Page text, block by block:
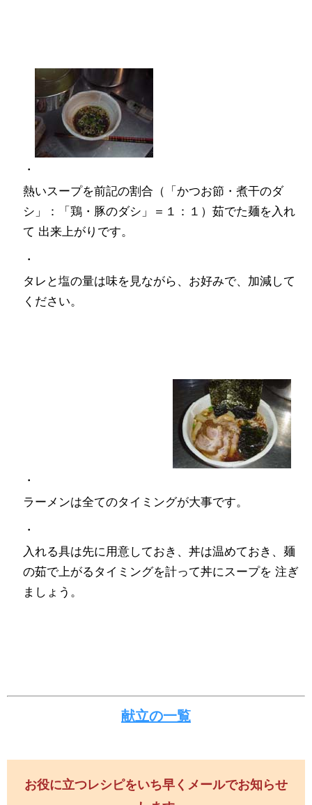
・
熱いスープを前記の割合（「かつお節・煮干のダ
シ」：「鶏・豚のダシ」＝１：１）茹でた麺を入れ
て 出来上がりです。
・
タレと塩の量は味を見ながら、お好みで、加減して
ください。
・
ラーメンは全てのタイミングが大事です。
・
入れる具は先に用意しておき、丼は温めておき、麺
の茹で上がるタイミングを計って丼にスープを 注ぎ
ましょう。
献立の一覧
お役に立つレシピをいち早くメールでお知らせ